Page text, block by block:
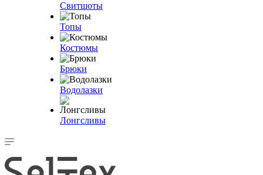
Свитшоты
Топы
Костюмы
Брюки
Водолазки
Лонгсливы